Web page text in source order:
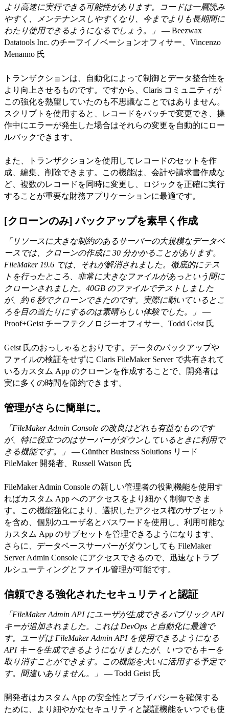
より高速に実行できる可能性があります。コードは一層読み
やすく、メンテナンスしやすくなり、今までよりも長期間に
わたり使用できるようになるでしょう。」
— Beezwax
Datatools Inc. のチーフイノベーションオフィサー、Vincenzo
Menanno 氏
トランザクションは、自動化によって制御とデータ整合性を
より向上させるものです。ですから、Claris コミュニティが
この強化を熱望していたのも不思議なことではありません。
スクリプトを使用すると、レコードをバッチで変更でき、操
作中にエラーが発生した場合はそれらの変更を自動的にロー
ルバックできます。
また、トランザクションを使用してレコードのセットを作
成、編集、削除できます。この機能は、会計や請求書作成な
ど、複数のレコードを同時に変更し、ロジックを正確に実行
することが重要な財務アプリケーションに最適です。
[クローンのみ] バックアップを素早く作成
「リソースに大きな制約のあるサーバーの大規模なデータベ
ースでは、クローンの作成に 30 分かかることがあります。
FileMaker 19.6 では、それが解消されました。徹底的にテス
トを行ったところ、非常に大きなファイルがあっという間に
クローンされました。40GB のファイルでテストしました
が、約 6 秒でクローンできたのです。実際に動いているとこ
ろを目の当たりにするのは素晴らしい体験でした。」
—
Proof+Geist チーフテクノロジーオフィサー、Todd Geist 氏
Geist 氏のおっしゃるとおりです。データのバックアップや
ファイルの検証をせずに Claris FileMaker Server で共有されて
いるカスタム App のクローンを作成することで、開発者は
実に多くの時間を節約できます。
管理がさらに簡単に。
「FileMaker Admin Console の改良はどれも有益なものです
が、特に役立つのはサーバーがダウンしているときに利用で
きる機能です。」
— Günther Business Solutions リード
FileMaker 開発者、Russell Watson 氏
FileMaker Admin Console の新しい管理者の役割機能を使用す
ればカスタム App へのアクセスをより細かく制御できま
す。この機能強化により、選択したアクセス権のサブセット
を含め、個別のユーザ名とパスワードを使用し、利用可能な
カスタム App のサブセットを管理できるようになります。
さらに、データベースサーバーがダウンしても FileMaker
Server Admin Console にアクセスできるので、迅速なトラブ
ルシューティングとファイル管理が可能です。
信頼できる強化されたセキュリティと認証
「FileMaker Admin API にユーザが生成できるパブリック API
キーが追加されました。これは DevOps と自動化に最適で
す。ユーザは FileMaker Admin API を使用できるようになる
API キーを生成できるようになりましたが、いつでもキーを
取り消すことができます。この機能を大いに活用する予定で
す。間違いありません。」
— Todd Geist 氏
開発者はカスタム App の安全性とプライバシーを確保する
ために、より細やかなセキュリティと認証機能をいつでも使